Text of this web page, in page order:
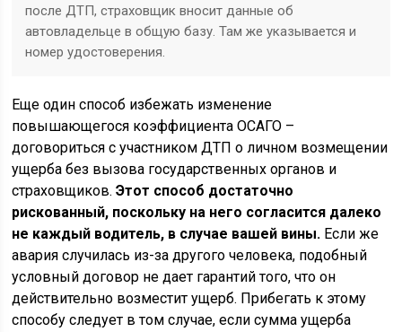
после ДТП, страховщик вносит данные об
автовладельце в общую базу. Там же указывается и
номер удостоверения.
Еще один способ избежать изменение
повышающегося коэффициента ОСАГО –
договориться с участником ДТП о личном возмещении
ущерба без вызова государственных органов и
страховщиков.Этот способ достаточно
рискованный, поскольку на него согласится далеко
не каждый водитель, в случае вашей вины. Если же
авария случилась из-за другого человека, подобный
условный договор не дает гарантий того, что он
действительно возместит ущерб. Прибегать к этому
способу следует в том случае, если сумма ущерба